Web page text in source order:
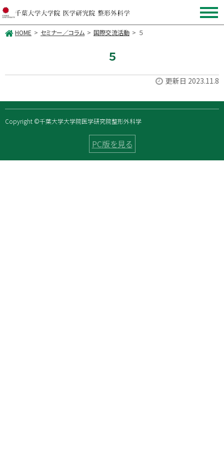
HOME セミナー／コラム 国際交流活動 ５
５
更新日 2023.11.8
Copyright ©千葉大学大学院医学研究院整形外科学
PC版を見る